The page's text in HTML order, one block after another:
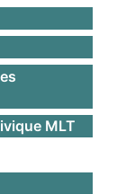
MLT